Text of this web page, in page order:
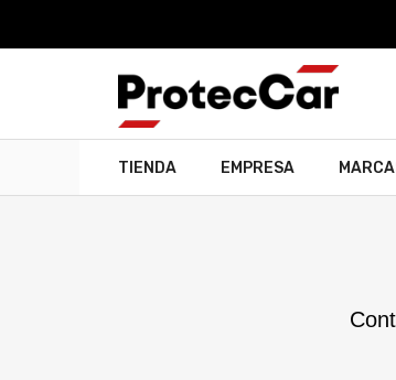
TIENDA EMPRESA